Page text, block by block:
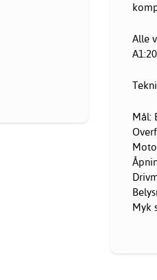
Alle
Mål:
Myk